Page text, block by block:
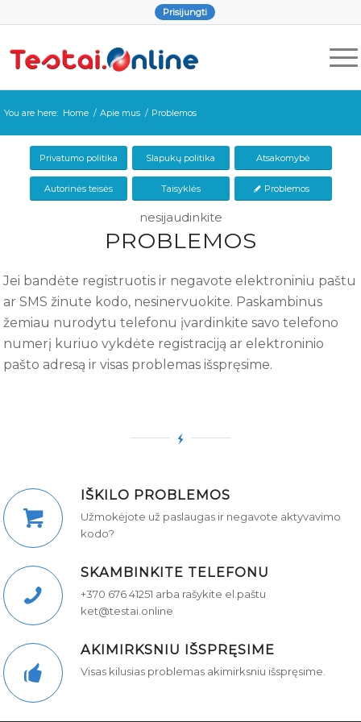
Prisijungti
You are here: Home / Apie mus / Problemos
Privatumo politika Slapukų politika Atsakomybė
Autorinės teisės Taisyklės Problemos
nesijaudinkite
PROBLEMOS
Jei bandėte registruotis ir negavote elektroniniu paštu
ar SMS žinute kodo, nesinervuokite. Paskambinus
žemiau nurodytu telefonu įvardinkite savo telefono
numerį kuriuo vykdėte registraciją ar elektroninio
pašto adresą ir visas problemas išspręsime.
IŠKILO PROBLEMOS
Užmokėjote už paslaugas ir negavote aktyvavimo
kodo?
SKAMBINKITE TELEFONU
+370 676 41251 arba rašykite el.paštu
ket@testai.online
AKIMIRKSNIU IŠSPRĘSIME
Visas kilusias problemas akimirksniu išspręsime.